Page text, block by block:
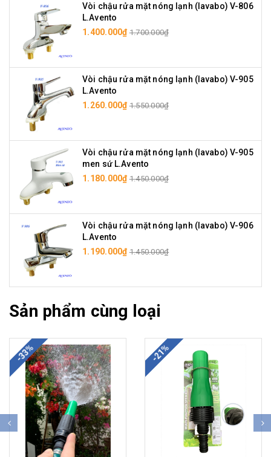
Vòi chậu rửa mặt nóng lạnh (lavabo) V-806
L.Avento
1.400.000₫ 1.700.000₫
Vòi chậu rửa mặt nóng lạnh (lavabo) V-905
L.Avento
1.260.000₫ 1.550.000₫
Vòi chậu rửa mặt nóng lạnh (lavabo) V-905
men sứ L.Avento
1.180.000₫ 1.450.000₫
Vòi chậu rửa mặt nóng lạnh (lavabo) V-906
L.Avento
1.190.000₫ 1.450.000₫
Sản phẩm cùng loại
-33% -21%